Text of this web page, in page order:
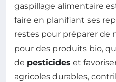
gaspillage alimentaire
faire en planifiant ses
restes pour préparer de
pour des produits bio,
de pesticides et
agricoles durables,